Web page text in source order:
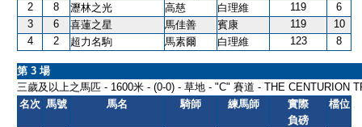
2
8 瀝林之光 高慈 白理維 119
6
3
6 喜蓮之星 馬佳善 賓康 119
10
4
2 超力名駒 馬素爾 白理維 123 8
第 3 場
三歲及以上之馬匹 - 1600米 - (0-0) - 草地 - "C" 賽道 - THE CENTURION
名次 馬號 馬名 騎師 練馬師
實際
負磅
檔位